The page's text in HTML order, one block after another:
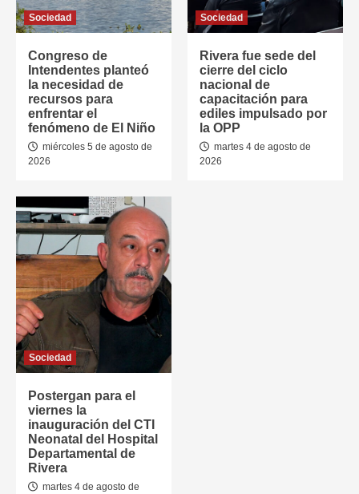
Sociedad
Congreso de
Intendentes planteó
la necesidad de
recursos para
enfrentar el
fenómeno de El Niño
miércoles 5 de agosto de
2026
Sociedad
Rivera fue sede del
cierre del ciclo
nacional de
capacitación para
ediles impulsado por
la OPP
martes 4 de agosto de
2026
Sociedad
Postergan para el
viernes la
inauguración del CTI
Neonatal del Hospital
Departamental de
Rivera
martes 4 de agosto de